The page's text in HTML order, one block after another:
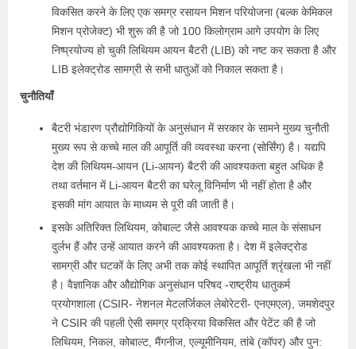
विकसित करने के लिए एक समग्र रसायन मिशन परियोजना (बल्क केमिकल
मिशन प्रोजेक्ट) भी शुरू की है जो 100 किलोग्राम आगे उपयोग के लिए
निष्प्रयोज्य हो चुकी लिथियम आयन बैटरी (LIB) को नष्ट कर सकता है और
LIB इलेक्ट्रोड सामग्री से सभी धातुओं को निकाल सकता है।
चुनौतियाँ
बैटरी भंडारण प्रौद्योगिकियों के अनुसंधान में सरकार के सामने मुख्य चुनौती
मुख्य रूप से कच्चे माल की आपूर्ति की व्यवस्था करना (सोर्सिंग) है। यद्यपि
देश की लिथियम-आयन (Li-आयन) बैटरी की आवश्यकता बहुत अधिक है
तथा वर्तमान में Li-आयन बैटरी का घरेलू विनिर्माण भी नहीं होता है और
इसकी मांग आयात के माध्यम से पूरी की जाती है।
इसके अतिरिक्त लिथियम, कोबाल्ट जैसे आवश्यक कच्चे माल के संसाधन
दुर्लभ हैं और उन्हें आयात करने की आवश्यकता है। देश में इलेक्ट्रोड
सामग्री और घटकों के लिए अभी तक कोई स्थापित आपूर्ति श्रृंखला भी नहीं
है। वैज्ञानिक और औद्योगिक अनुसंधान परिषद -राष्ट्रीय धातुकर्म
प्रयोगशाला (CSIR- नेशनल मेटलर्जिकल लेबोरेटरी- एनएमएल), जमशेदपुर
ने CSIR की पहली ऐसी समग्र प्रक्रिया विकसित और पेटेंट की है जो
लिथियम, निकल, कोबाल्ट, मैंगनीज, एल्यूमीनियम, तांबे (कॉपर) और पुन: